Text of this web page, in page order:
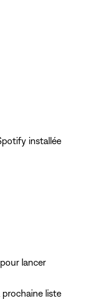
installée
lancer
liste